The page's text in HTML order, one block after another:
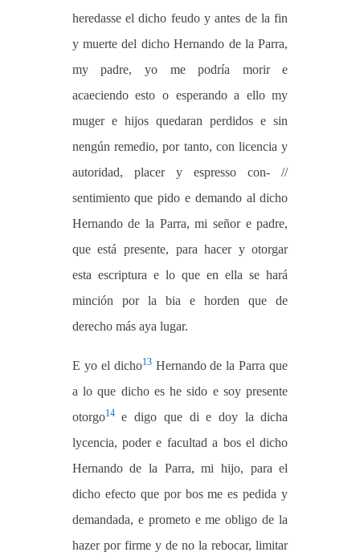
heredasse el dicho feudo y antes de la fin
y muerte del dicho Hernando de la Parra,
my padre, yo me podría morir e
acaeciendo esto o esperando a ello my
muger e hijos quedaran perdidos e sin
nengún remedio, por tanto, con licencia y
autoridad, placer y espresso con- //
sentimiento que pido e demando al dicho
Hernando de la Parra, mi señor e padre,
que está presente, para hacer y otorgar
esta escriptura e lo que en ella se hará
minción por la bia e horden que de
derecho más aya lugar.
E yo el dicho13Hernando de la Parra que
a lo que dicho es he sido e soy presente
otorgo14e digo que di e doy la dicha
lycencia, poder e facultad a bos el dicho
Hernando de la Parra, mi hijo, para el
dicho efecto que por bos me es pedida y
demandada, e prometo e me obligo de la
hazer por firme y de no la rebocar, limitar